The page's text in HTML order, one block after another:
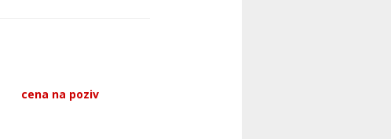
cena na poziv